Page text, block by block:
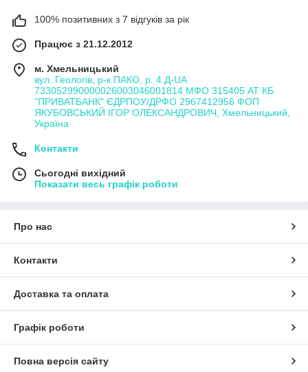
100% позитивних з 7 відгуків за рік
Працює з 21.12.2012
м. Хмельницький
вул. Геологів, р-к ПАКО, р. 4 Д-UA
733052990000026003046001814 МФО 315405 АТ КБ
"ПРИВАТБАНК" ЄДРПОУ/ДРФО 2967412956 ФОП
ЯКУБОВСЬКИЙ ІГОР ОЛЕКСАНДРОВИЧ, Хмельницький,
Україна
Контакти
Сьогодні вихідний
Показати весь графік роботи
Про нас
Контакти
Доставка та оплата
Графік роботи
Повна версія сайту